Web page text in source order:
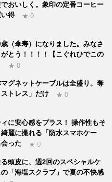
おいしく。象印の定番コーヒー
得
★ 0
（傘寿）になりました。みなさ
とう！！！！【こぐれひでこの
★ 0
グネットケーブルは全盛り。奪
トレス」だけ
★ 0
に安心感をプラス！ 操作性もそ
麗に撮れる「防水スマホケー
った
★ 0
頭皮に、週2回のスペシャルケ
「海塩スクラブ」で夏の不快感